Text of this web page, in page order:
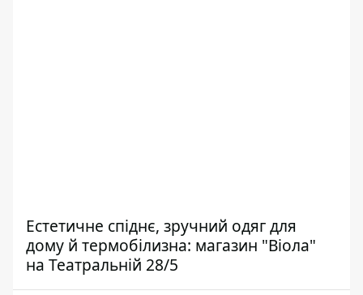
Естетичне спіднє, зручний одяг для
дому й термобілизна: магазин "Віола"
на Театральній 28/5